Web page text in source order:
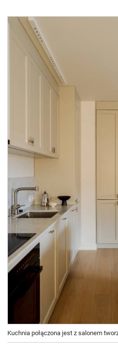
Kuchnia połączona jest z salonem